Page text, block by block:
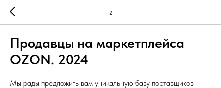
2
Продавцы на маркетплейса
ОZОN. 2024
Мы рады предложить вам уникальную базу поставщиков